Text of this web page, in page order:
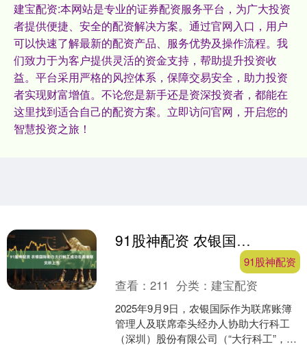
建宝配资:本网站是专业的证券配资服务平台，为广大投资
者提供便捷、安全的配资解决方案。通过官网入口，用户
可以快速了解最新的配资产品、服务优势及操作流程。我
们致力于为客户提供灵活的资金支持，帮助提升投资收
益。平台采用严格的风控体系，保障交易安全，助力投资
者实现财富增值。不论您是新手还是资深投资者，都能在
这里找到适合自己的配资方案。立即访问官网，开启您的
智慧投资之旅！
91股神配资 农银国际助力大行科工成功在香港联交所上市
91股神配资
查看：211 分类：建宝配资
2025年9月9日，农银国际作为联席账簿
管理人及联席牵头经办人协助大行科工
（深圳）股份有限公司（“大行科工”，港